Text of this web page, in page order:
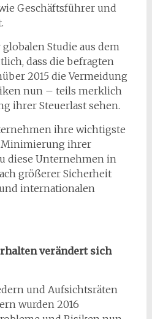
Geschäftsführer und
Studie aus dem
dass die befragten
2015 die Vermeidung
nun – teils merklich
ihrer Steuerlast sehen.
ihre wichtigste
ihrer
diese Unternehmen in
größerer Sicherheit
internationalen
verändert sich
und Aufsichtsräten
wurden 2016